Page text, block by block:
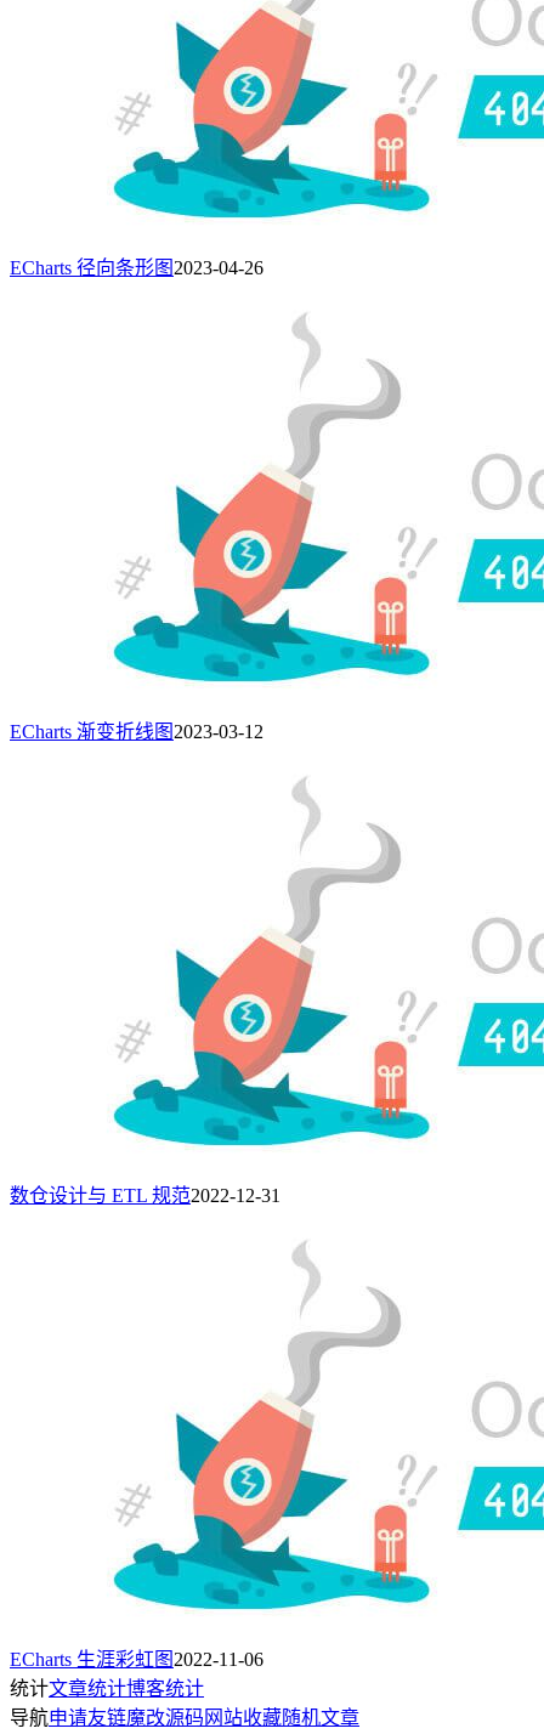
ECharts 径向条形图 2023-04-26
ECharts 渐变折线图 2023-03-12
数仓设计与 ETL 规范2022-12-31
ECharts 生涯彩虹图 2022-11-06
统计文章统计博客统计
导航申请友链魔改源码 网站收藏随机文章